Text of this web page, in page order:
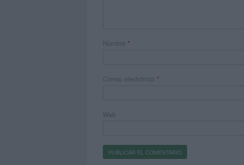
Nombre *
Correo electrónico *
Web